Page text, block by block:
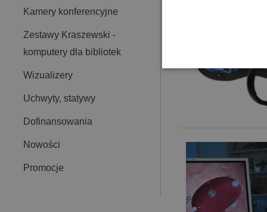
Kamery konferencyjne
Zestawy Kraszewski -
komputery dla bibliotek
Wizualizery
Uchwyty, statywy
Dofinansowania
Nowości
Promocje